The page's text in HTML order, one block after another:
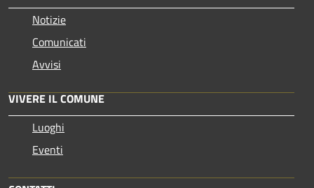
Notizie
Comunicati
Avvisi
VIVERE IL COMUNE
Luoghi
Eventi